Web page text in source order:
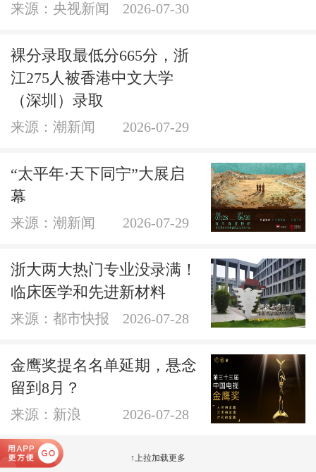
来源：央视新闻 2026-07-30
裸分录取最低分665分，浙
江275人被香港中文大学
（深圳）录取
来源：潮新闻 2026-07-29
“太平年·天下同宁”大展启
幕
来源：潮新闻 2026-07-29
浙大两大热门专业没录满！
临床医学和先进新材料
来源：都市快报 2026-07-28
金鹰奖提名名单延期，悬念
留到8月？
来源：新浪 2026-07-28
↑上拉加载更多